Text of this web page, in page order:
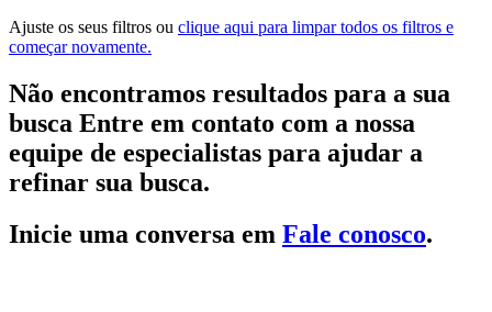
Ajuste os seus filtros ou clique aqui para limpar todos os filtros e
começar novamente.
Não encontramos resultados para a sua
busca Entre em contato com a nossa
equipe de especialistas para ajudar a
refinar sua busca.
Inicie uma conversa em Fale conosco.